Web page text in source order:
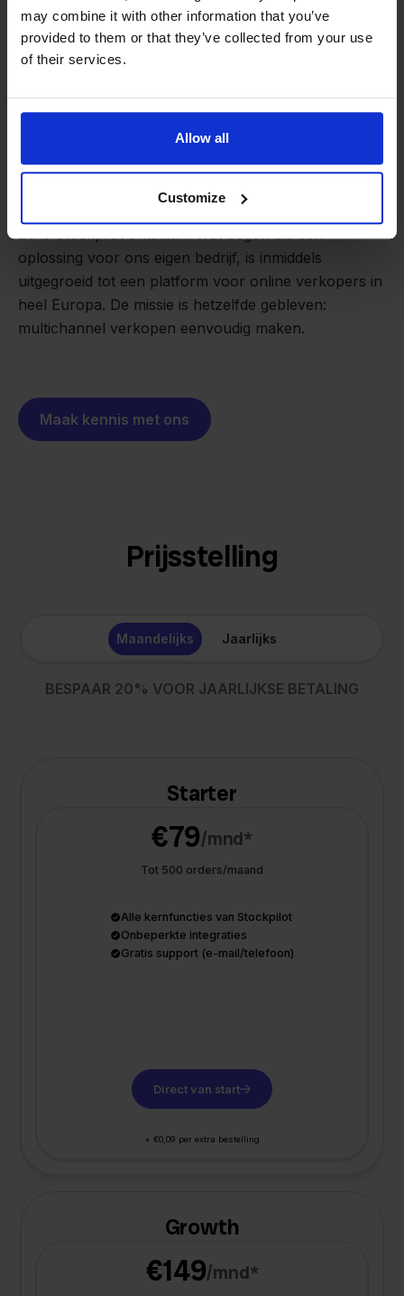
may combine it with other information that you’ve
provided to them or that they’ve collected from your use
of their services.
Allow all
Customize
We groeien gecontroleerd, zonder
investeerders of externe druk.
- Sander, Founder
Van retailer naar
softwarebouwer
Zo is Stockpilot ontstaan. Wat begon als een
oplossing voor ons eigen bedrijf, is inmiddels
uitgegroeid tot een platform voor online verkopers in
heel Europa. De missie is hetzelfde gebleven:
multichannel verkopen eenvoudig maken.
Maak kennis met ons
Prijsstelling
Maandelijks Jaarlijks
BESPAAR 20% VOOR JAARLIJKSE BETALING
Starter
€79/mnd*
Tot 500 orders/maand
Alle kernfuncties van Stockpilot
Onbeperkte integraties
Gratis support (e-mail/telefoon)
Direct van start
+ €0,09 per extra bestelling
Growth
€149/mnd*